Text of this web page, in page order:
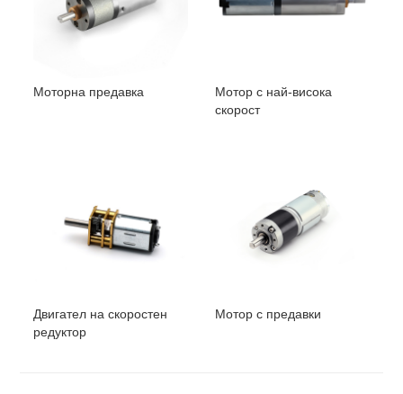
Моторна предавка
Мотор с най-висока
скорост
Двигател на скоростен
редуктор
Мотор с предавки